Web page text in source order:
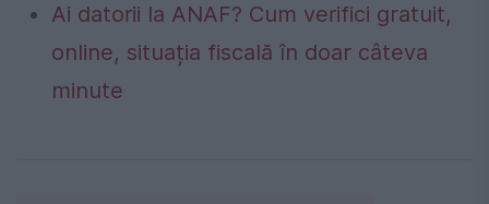
Ai datorii la ANAF? Cum verifici gratuit,
online, situația fiscală în doar câteva
minute